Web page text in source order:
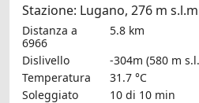
Stazione: Lugano, 276 m
Distanza a
6966
5.8 km
Dislivello
-304m (580 m
Temperatura
31.7 °C
Soleggiato
10 di 10 min